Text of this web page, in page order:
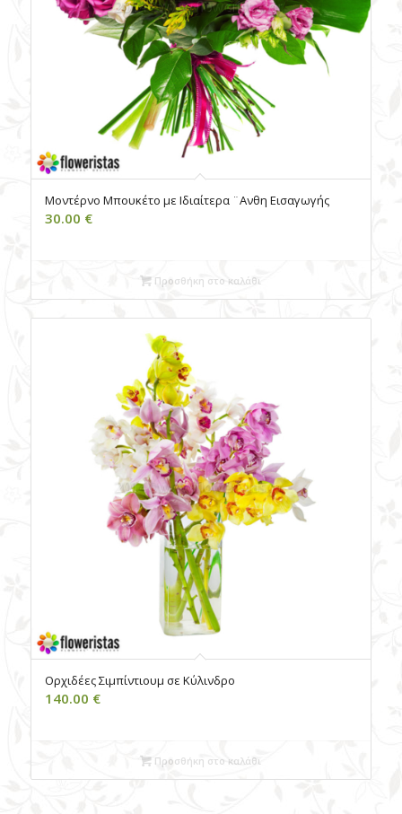
Μοντέρνο Μπουκέτο με Ιδιαίτερα ¨Ανθη Εισαγωγής
30.00 €
Προσθήκη στο καλάθι
Ορχιδέες Σιμπίντιουμ σε Κύλινδρο
140.00 €
Προσθήκη στο καλάθι